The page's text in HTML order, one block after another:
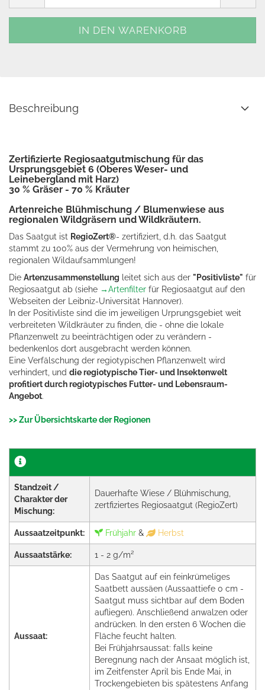
Beschreibung
Zertifizierte Regiosaatgutmischung für das
Ursprungsgebiet 6 (Oberes Weser- und
Leinebergland mit Harz)
30 % Gräser - 70 % Kräuter
Artenreiche Blühmischung / Blumenwiese aus
regionalen Wildgräsern und Wildkräutern.
Das Saatgut ist RegioZert®- zertifiziert, d.h. das Saatgut
stammt zu 100% aus der Vermehrung von heimischen,
regionalen Wildaufsammlungen!
Die Artenzusammenstellung leitet sich aus der "Positivliste" für
Regiosaatgut ab (siehe →Artenfilter für Regiosaatgut auf den
Webseiten der Leibniz-Universität Hannover).
In der Positivliste sind die im jeweiligen Urprungsgebiet weit
verbreiteten Wildkräuter zu finden, die - ohne die lokale
Pflanzenwelt zu beeinträchtigen oder zu verändern -
bedenkenlos dort ausgebracht werden können.
Eine Verfälschung der regiotypischen Pflanzenwelt wird
verhindert, und die regiotypische Tier- und Insektenwelt
profitiert durch regiotypisches Futter- und Lebensraum-
Angebot.
>> Zur Übersichtskarte der Regionen
Standzeit /
Charakter der
Mischung:
Dauerhafte Wiese / Blühmischung,
zertfiziertes Regiosaatgut (RegioZert)
Aussaatzeitpunkt: Frühjahr & Herbst
Aussaatstärke: 1 - 2 g/m²
Aussaat:
Das Saatgut auf ein feinkrümeliges
Saatbett aussäen (Aussaattiefe 0 cm -
Saatgut muss sichtbar auf dem Boden
aufliegen). Anschließend anwalzen oder
andrücken. In den ersten 6 Wochen die
Fläche feucht halten.
Bei Frühjahrsaussat: falls keine
Beregnung nach der Ansaat möglich ist,
im Zeitfenster April bis Ende Mai, in
Trockengebieten bis spätestens Anfang